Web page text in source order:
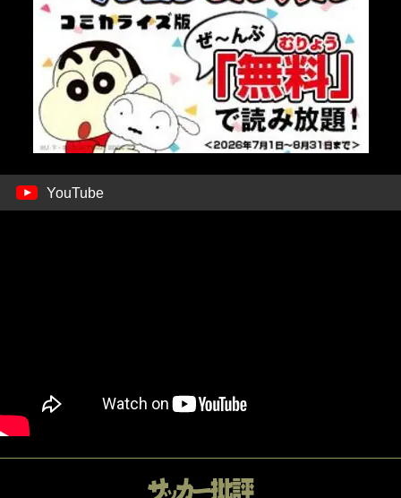
YouTube